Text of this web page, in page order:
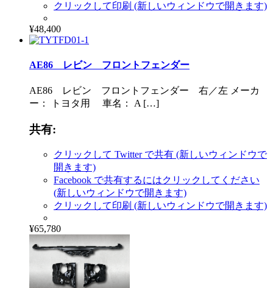
クリックして印刷 (新しいウィンドウで開きます)
¥48,400
AE86 レビン フロントフェンダー
AE86 レビン フロントフェンダー 右／左 メーカ
ー： トヨタ用 車名： A […]
共有:
クリックして Twitter で共有 (新しいウィンドウで
開きます)
Facebook で共有するにはクリックしてください
(新しいウィンドウで開きます)
クリックして印刷 (新しいウィンドウで開きます)
¥65,780